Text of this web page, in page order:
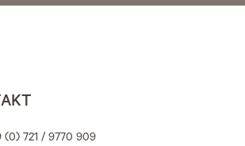
(0) 721 / 9770 909